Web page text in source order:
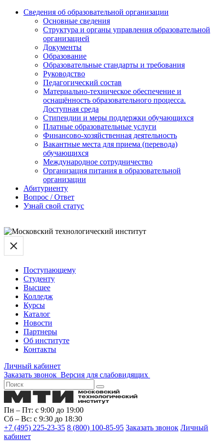
Сведения об образовательной организации
Основные сведения
Структура и органы управления образовательной
организацией
Документы
Образование
Образовательные стандарты и требования
Руководство
Педагогический состав
Материально-техническое обеспечение и
оснащённость образовательного процесса.
Доступная среда
Стипендии и меры поддержки обучающихся
Платные образовательные услуги
Финансово-хозяйственная деятельность
Вакантные места для приема (перевода)
обучающихся
Международное сотрудничество
Организация питания в образовательной
организации
Абитуриенту
Вопрос / Ответ
Узнай свой статус
Поступающему
Студенту
Высшее
Колледж
Курсы
Каталог
Новости
Партнеры
Об институте
Контакты
Личный кабинет
Заказать звонок Версия для слабовидящих
Пн – Пт: с 9:00 до 19:00
Сб – Вс: с 9:30 до 18:30
+7 (495) 225-23-35 8 (800) 100-85-95 Заказать звонок Личный
кабинет